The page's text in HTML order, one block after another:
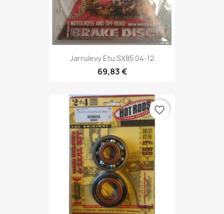
Jarrulevy Etu SX85 04-12
69,83 €
favorite_border